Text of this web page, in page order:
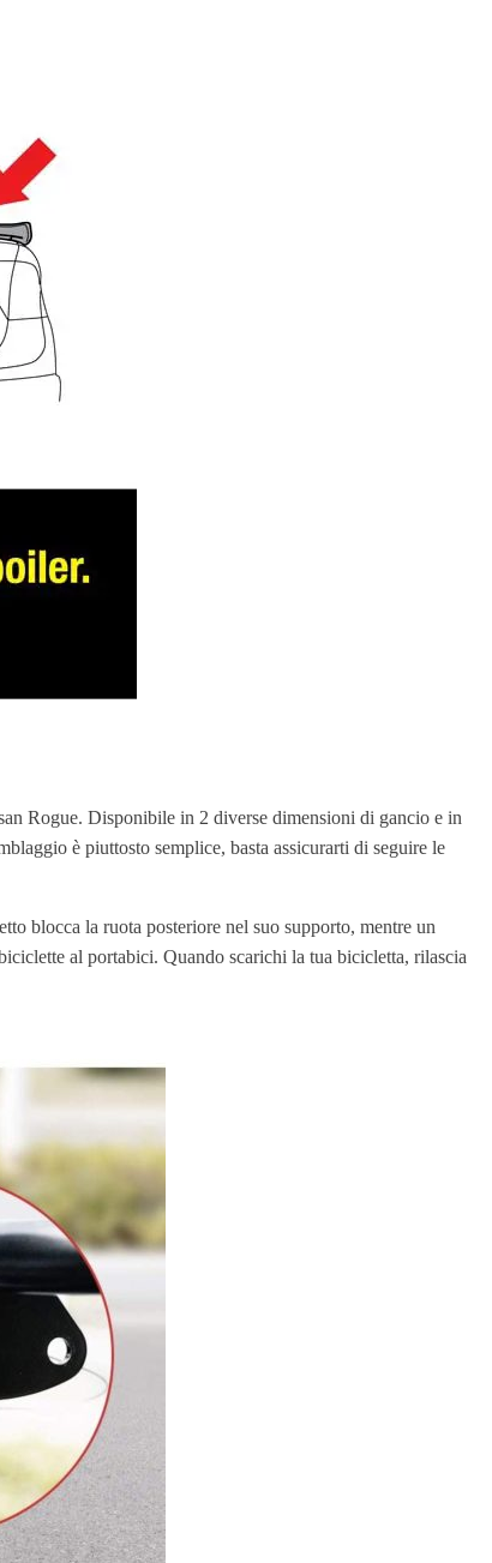
Rogue. Disponibile in 2 diverse dimensioni di gancio e in
è piuttosto semplice, basta assicurarti di seguire le
blocca la ruota posteriore nel suo supporto, mentre un
al portabici. Quando scarichi la tua bicicletta, rilascia